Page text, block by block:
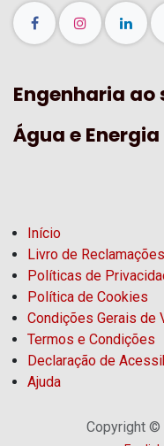
Engenharia ao
Água e Energia
Início
Livro de Reclamações
Políticas de
Política de Cookies
Condições Gerais de
Termos e Condições
Declaração de
Ajuda
Copyright ©